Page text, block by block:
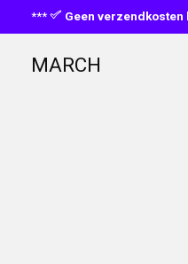
*** Geen
MARCH